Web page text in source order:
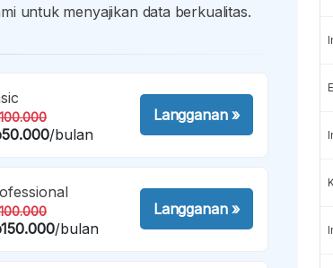
untuk menyajikan data berkualitas.
/bulan
Langganan»
/bulan
Langganan»